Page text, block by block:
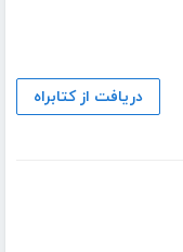
دریافت از کتابراه